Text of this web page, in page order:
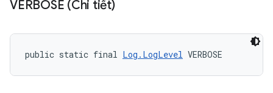
VERBOSE (Chi tiết)
public static final Log.LogLevel VERBOSE